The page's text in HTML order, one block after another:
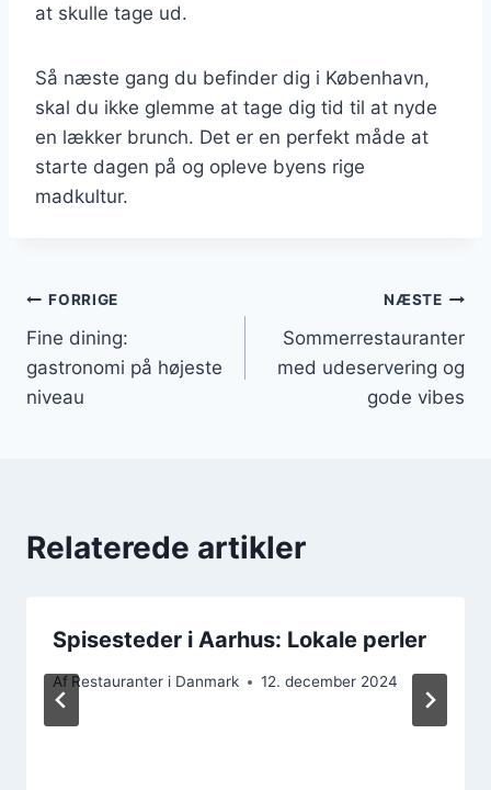
at skulle tage ud.
Så næste gang du befinder dig i København,
skal du ikke glemme at tage dig tid til at nyde
en lækker brunch. Det er en perfekt måde at
starte dagen på og opleve byens rige
madkultur.
Indlægsnavigation
FORRIGE
Fine dining:
gastronomi på højeste
niveau
NÆSTE
Sommerrestauranter
med udeservering og
gode vibes
Relaterede artikler
Spisesteder i Aarhus: Lokale perler
Af Restauranter i Danmark 12. december 2024